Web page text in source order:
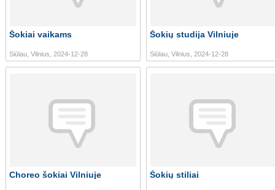
Šokiai vaikams
Siūlau, Vilnius, 2024-12-28
Šokių studija Vilniuje
Siūlau, Vilnius, 2024-12-28
Choreo šokiai Vilniuje Šokių stiliai